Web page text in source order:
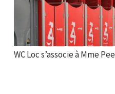
WC Loc s’associe à Mme